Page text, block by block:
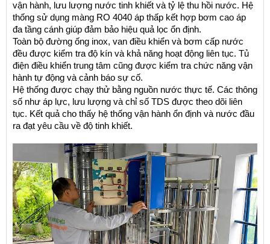
vận hành, lưu lượng nước tinh khiết và tỷ lệ thu hồi nước. Hệ
thống sử dụng màng RO 4040 áp thấp kết hợp bơm cao áp
đa tầng cánh giúp đảm bảo hiệu quả lọc ổn định.
Toàn bộ đường ống inox, van điều khiển và bơm cấp nước
đều được kiểm tra độ kín và khả năng hoạt động liên tục. Tủ
điện điều khiển trung tâm cũng được kiểm tra chức năng vận
hành tự động và cảnh báo sự cố.
Hệ thống được chạy thử bằng nguồn nước thực tế. Các thông
số như áp lực, lưu lượng và chỉ số TDS được theo dõi liên
tục. Kết quả cho thấy hệ thống vận hành ổn định và nước đầu
ra đạt yêu cầu về độ tinh khiết.